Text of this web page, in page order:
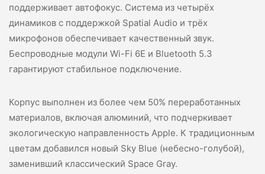
поддерживает автофокус. Система из четырёх
динамиков с поддержкой Spatial Audio и трёх
микрофонов обеспечивает качественный звук.
Беспроводные модули Wi-Fi 6E и Bluetooth 5.3
гарантируют стабильное подключение.
Корпус выполнен из более чем 50% переработанных
материалов, включая алюминий, что подчеркивает
экологическую направленность Apple. К традиционным
цветам добавился новый Sky Blue (небесно-голубой),
заменивший классический Space Gray.